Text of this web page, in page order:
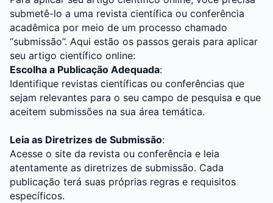
submetê-lo a uma revista científica ou conferência
acadêmica por meio de um processo chamado
“submissão”. Aqui estão os passos gerais para aplicar
seu artigo científico online:
Escolha a Publicação Adequada:
Identifique revistas científicas ou conferências que
sejam relevantes para o seu campo de pesquisa e que
aceitem submissões na sua área temática.
Leia as Diretrizes de Submissão:
Acesse o site da revista ou conferência e leia
atentamente as diretrizes de submissão. Cada
publicação terá suas próprias regras e requisitos
específicos.